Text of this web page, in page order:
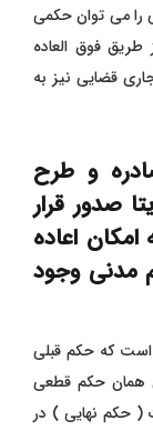
را می ‌توان حکمی
فوق‌ العاده
قضایی نیز به
و طرح
صدور قرار
اعاده
مدنی وجود
‌ای است که حکم قبلی
همان حکم قطعی
( حکم نهایی ) در